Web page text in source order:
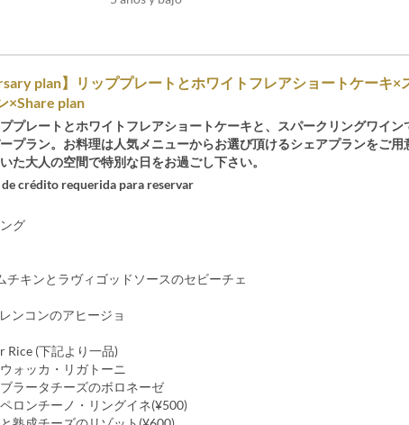
plan】リッププレートとホワイトフレアショートケーキ×
×Share plan
プレートとホワイトフレアショートケーキと、スパークリングワイン
プラン。お料理は人気メニューからお選び頂けるシェアプランをご用
た大人の空間で特別な日をお過ごし下さい。
de crédito requerida para reservar
グ
チキンとラヴィゴッドソースのセビーチェ
ンコンのアヒージョ
Rice (下記より一品)
ォッカ・リガトーニ
ラータチーズのボロネーゼ
ロンチーノ・リングイネ(¥500)